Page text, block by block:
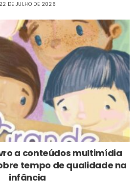
22 DE JULHO DE 2026
a conteúdos multimídia
tempo de qualidade na
infância